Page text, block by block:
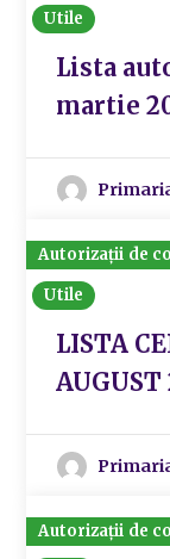
Utile
Lista
martie
Autorizații de
Utile
LISTA
AUGUST
Autorizații de